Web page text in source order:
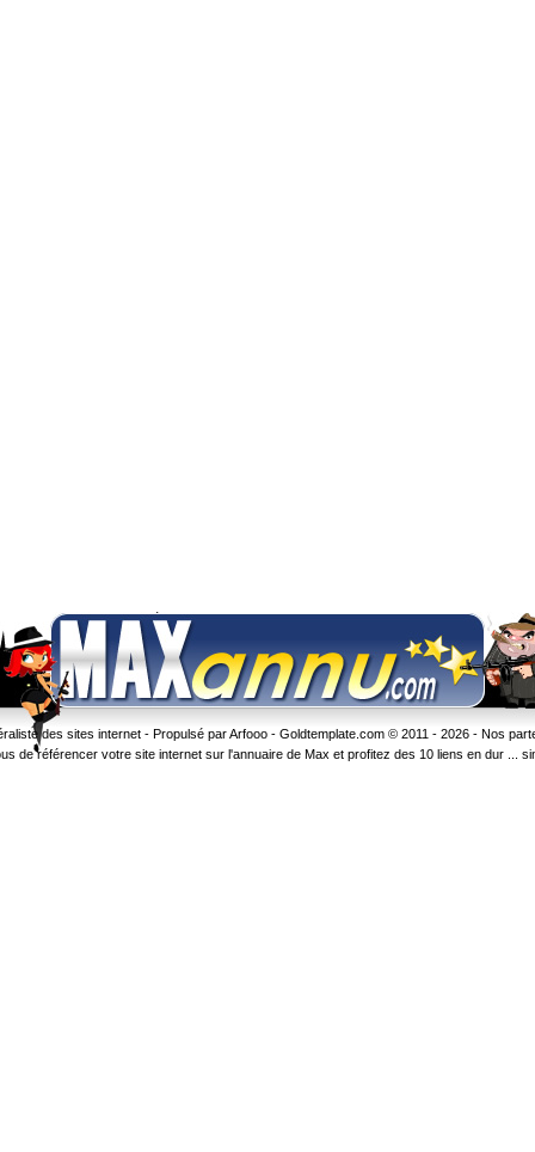
des sites internet - Propulsé par Arfooo - Goldtemplate.com© 2011 - 2026 - Nos
de référencer votre site internet sur l'annuaire de Max et profitez des 10 liens en dur ...